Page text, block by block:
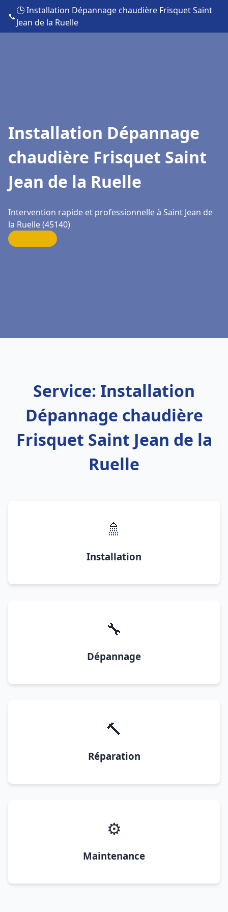
📞
🕒 Installation Dépannage chaudière Frisquet Saint
Jean de la Ruelle
Installation Dépannage
chaudière Frisquet Saint
Jean de la Ruelle
Intervention rapide et professionnelle à Saint Jean de
la Ruelle (45140)
Service: Installation
Dépannage chaudière
Frisquet Saint Jean de la
Ruelle
🚿
Installation
🔧
Dépannage
🔨
Réparation
⚙️
Maintenance